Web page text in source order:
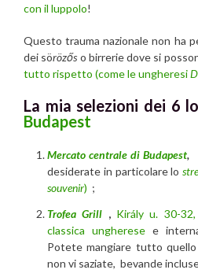
con il luppolo!
Questo trauma nazionale non ha
dei sörözős o birrerie dove si
tutto rispetto (come le ungheresi
La mia selezioni dei 6
Budapest
Mercato centrale di Budapest,
desiderate in particolare lo
souvenir) ;
Trofea Grill , Király u. 30-
classica ungheresee
Potete mangiare tutto
non vi saziate, bevande